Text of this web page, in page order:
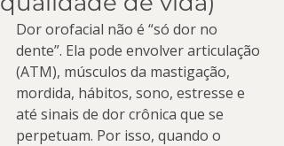
Dor orofacial não é “só dor no
dente”. Ela pode envolver articulação
(ATM), músculos da mastigação,
mordida, hábitos, sono, estresse e
até sinais de dor crônica que se
perpetuam. Por isso, quando o